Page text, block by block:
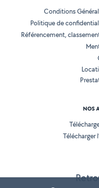
Conditions
Politique de
Référencement,
NOS
Télécharger